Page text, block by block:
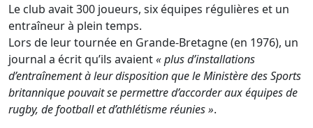
Le club avait 300 joueurs, six équipes régulières et un
entraîneur à plein temps.
Lors de leur tournée en Grande-Bretagne (en 1976), un
journal a écrit qu’ils avaient« plus d’installations
d’entraînement à leur disposition que le Ministère des Sports
britannique pouvait se permettre d’accorder aux équipes de
rugby, de football et d’athlétisme réunies ».